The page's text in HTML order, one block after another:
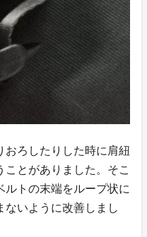
おろしたりした時に肩紐
とがありました。そこ
ルトの末端をループ状に
ないように改善しまし